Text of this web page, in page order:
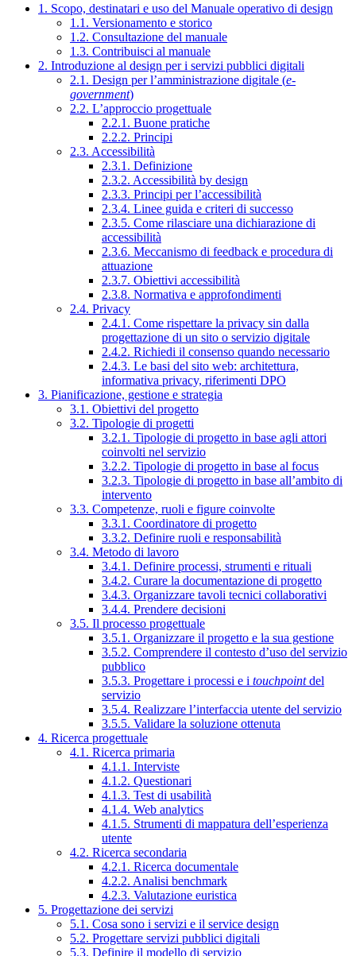
1. Scopo, destinatari e uso del Manuale operativo di design
1.1. Versionamento e storico
1.2. Consultazione del manuale
1.3. Contribuisci al manuale
2. Introduzione al design per i servizi pubblici digitali
2.1. Design per l’amministrazione digitale (e-
government)
2.2. L’approccio progettuale
2.2.1. Buone pratiche
2.2.2. Principi
2.3. Accessibilità
2.3.1. Definizione
2.3.2. Accessibilità by design
2.3.3. Principi per l’accessibilità
2.3.4. Linee guida e criteri di successo
2.3.5. Come rilasciare una dichiarazione di
accessibilità
2.3.6. Meccanismo di feedback e procedura di
attuazione
2.3.7. Obiettivi accessibilità
2.3.8. Normativa e approfondimenti
2.4. Privacy
2.4.1. Come rispettare la privacy sin dalla
progettazione di un sito o servizio digitale
2.4.2. Richiedi il consenso quando necessario
2.4.3. Le basi del sito web: architettura,
informativa privacy, riferimenti DPO
3. Pianificazione, gestione e strategia
3.1. Obiettivi del progetto
3.2. Tipologie di progetti
3.2.1. Tipologie di progetto in base agli attori
coinvolti nel servizio
3.2.2. Tipologie di progetto in base al focus
3.2.3. Tipologie di progetto in base all’ambito di
intervento
3.3. Competenze, ruoli e figure coinvolte
3.3.1. Coordinatore di progetto
3.3.2. Definire ruoli e responsabilità
3.4. Metodo di lavoro
3.4.1. Definire processi, strumenti e rituali
3.4.2. Curare la documentazione di progetto
3.4.3. Organizzare tavoli tecnici collaborativi
3.4.4. Prendere decisioni
3.5. Il processo progettuale
3.5.1. Organizzare il progetto e la sua gestione
3.5.2. Comprendere il contesto d’uso del servizio
pubblico
3.5.3. Progettare i processi e i touchpointdel
servizio
3.5.4. Realizzare l’interfaccia utente del servizio
3.5.5. Validare la soluzione ottenuta
4. Ricerca progettuale
4.1. Ricerca primaria
4.1.1. Interviste
4.1.2. Questionari
4.1.3. Test di usabilità
4.1.4. Web analytics
4.1.5. Strumenti di mappatura dell’esperienza
utente
4.2. Ricerca secondaria
4.2.1. Ricerca documentale
4.2.2. Analisi benchmark
4.2.3. Valutazione euristica
5. Progettazione dei servizi
5.1. Cosa sono i servizi e il service design
5.2. Progettare servizi pubblici digitali
5.3. Definire il modello di servizio